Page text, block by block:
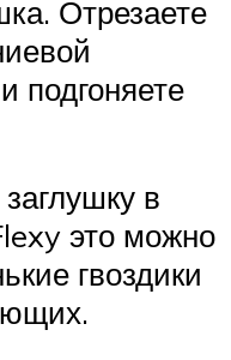
Отрезаете
подгоняете
в
это можно
гвоздики